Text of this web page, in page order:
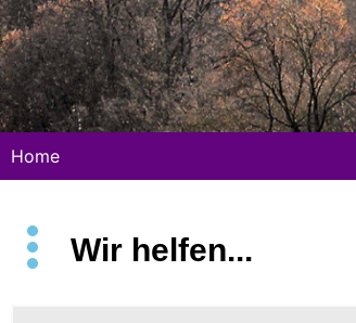
Home
Wir helfen...